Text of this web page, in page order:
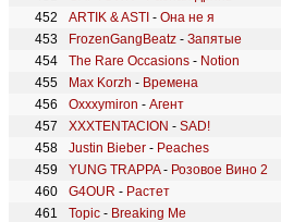
ARTIK & ASTI - Она не я
FrozenGangBeatz - Запятые
The Rare Occasions - Notion
Max Korzh - Времена
Oxxxymiron - Агент
XXXTENTACION - SAD!
Justin Bieber - Peaches
YUNG TRAPPA- Розовое Вино 2
G4OUR - Растет
Topic - Breaking Me